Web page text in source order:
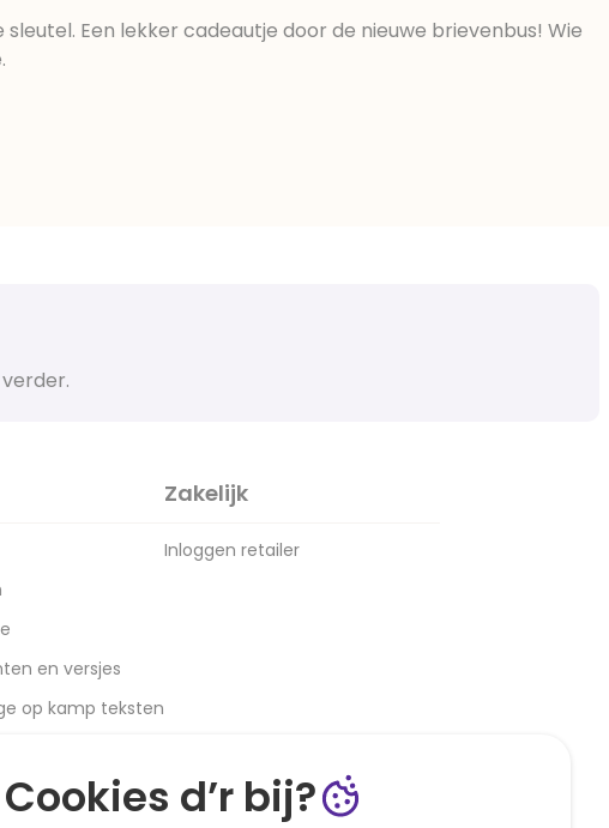
Een lekker cadeautje door de nieuwe brievenbus! Wie
en versjes
op kamp teksten
Zakelijk
Inloggen retailer
Cookies d’r bij?